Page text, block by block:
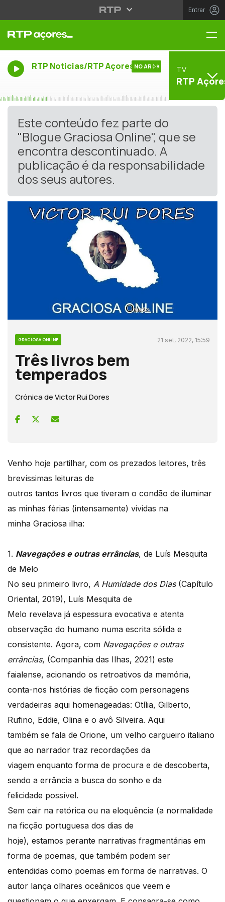
Entrar
RTP Noticias/RTP Açores NO AR TV
RTP
Este conteúdo fez parte do
"Blogue Graciosa Online", que se
encontra descontinuado. A
publicação é da responsabilidade
dos seus autores.
GRACIOSA ONLINE 21 set, 2022, 15:59
Três livros bem
temperados
Crónica de Victor Rui Dores
Venho hoje partilhar, com os prezados leitores, três
brevíssimas leituras de
outros tantos livros que tiveram o condão de iluminar
as minhas férias (intensamente) vividas na
minha Graciosa ilha:
1. Navegações e outras errâncias, de Luís Mesquita
de Melo
No seu primeiro livro, A Humidade dos Dias(Capítulo
Oriental, 2019), Luís Mesquita de
Melo revelava já espessura evocativa e atenta
observação do humano numa escrita sólida e
consistente. Agora, com Navegações e outras
errâncias, (Companhia das Ilhas, 2021) este
faialense, acionando os retroativos da memória,
conta-nos histórias de ficção com personagens
verdadeiras aqui homenageadas: Otília, Gilberto,
Rufino, Eddie, Olina e o avô Silveira. Aqui
também se fala de Orione, um velho cargueiro italiano
que ao narrador traz recordações da
viagem enquanto forma de procura e de descoberta,
sendo a errância a busca do sonho e da
felicidade possível.
Sem cair na retórica ou na eloquência (a normalidade
na ficção portuguesa dos dias de
hoje), estamos perante narrativas fragmentárias em
forma de poemas, que também podem ser
entendidas como poemas em forma de narrativas. O
autor lança olhares oceânicos que veem e